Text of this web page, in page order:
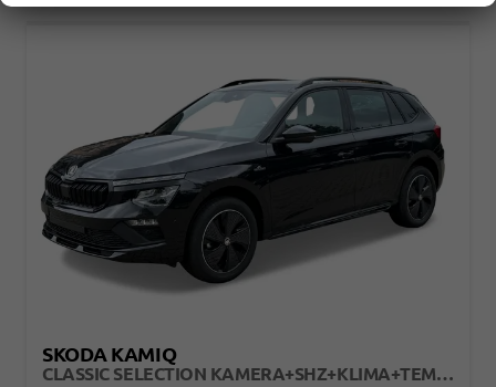
SKODA KAMIQ
CLASSIC SELECTION KAMERA+SHZ+KLIMA+TEMPOMAT+LED+16" LM